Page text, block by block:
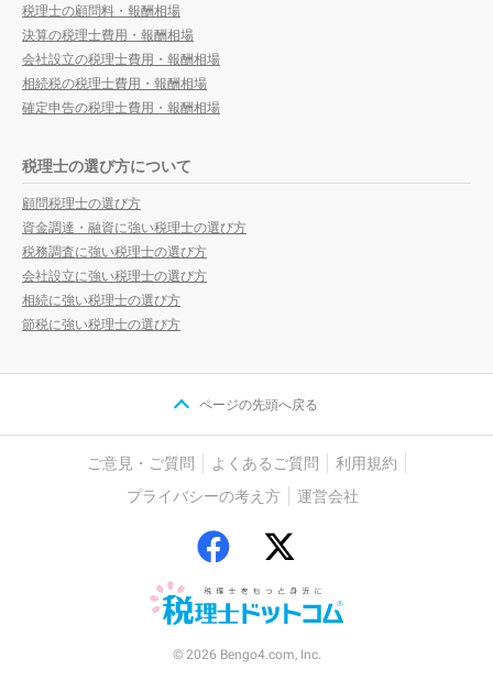
税理士の顧問料・報酬相場
決算の税理士費用・報酬相場
会社設立の税理士費用・報酬相場
相続税の税理士費用・報酬相場
確定申告の税理士費用・報酬相場
税理士の選び方について
顧問税理士の選び方
資金調達・融資に強い税理士の選び方
税務調査に強い税理士の選び方
会社設立に強い税理士の選び方
相続に強い税理士の選び方
節税に強い税理士の選び方
ページの先頭へ戻る
ご意見・ご質問 よくあるご質問
利用規約
プライバシーの考え方
運営会社
© 2026 Bengo4.com, Inc.